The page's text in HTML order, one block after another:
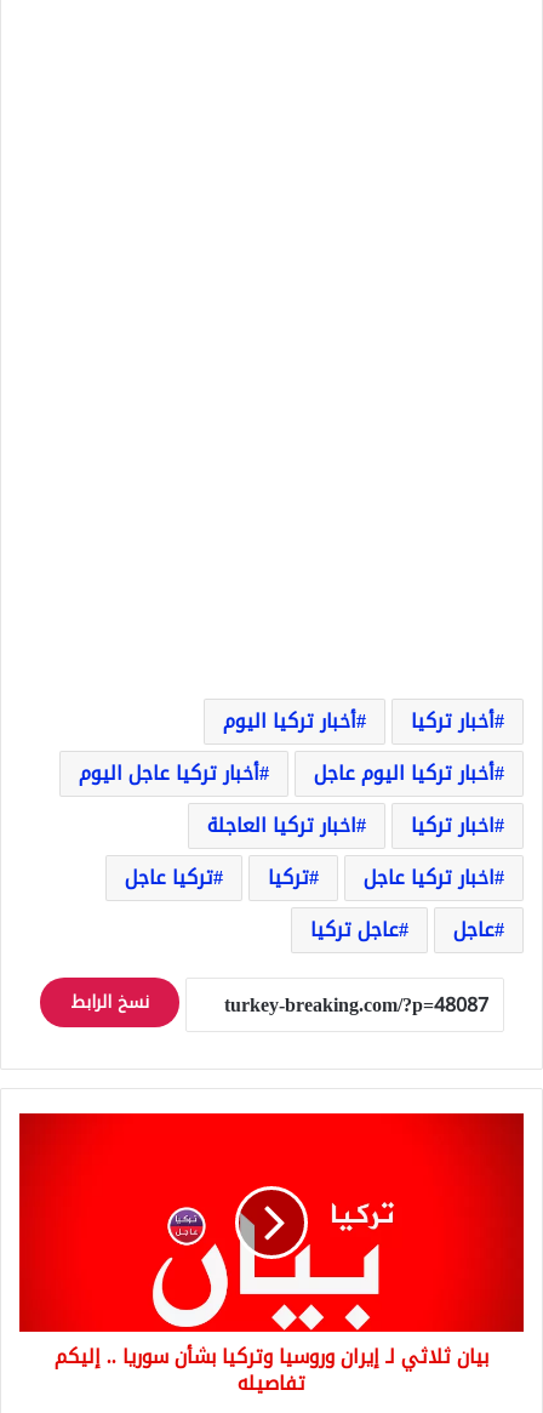
أخبار تركيا
أخبار تركيا اليوم
أخبار تركيا اليوم عاجل
أخبار تركيا عاجل اليوم
اخبار تركيا
اخبار تركيا العاجلة
اخبار تركيا عاجل
تركيا
تركيا عاجل
عاجل
عاجل تركيا
نسخ الرابط
..
بيان ثلاثي لـ إيران وروسيا وتركيا بشأن سوريا .. إليكم
تفاصيله